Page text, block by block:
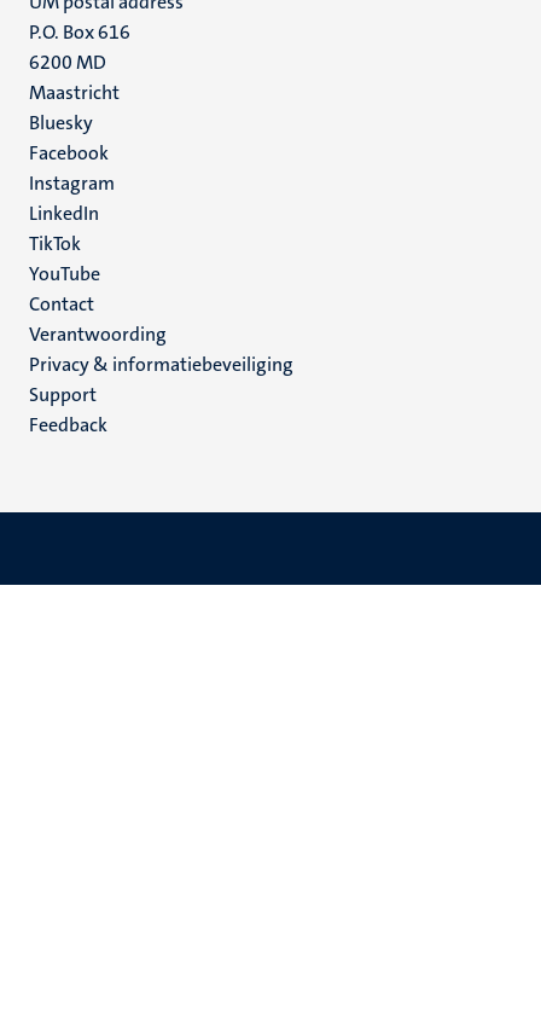
P.O. Box 616
6200 MD
Maastricht
Social
media
Bluesky
Facebook
Instagram
LinkedIn
TikTok
YouTube
Menu
footer
(NL)
Contact
Verantwoording
Privacy & informatiebeveiliging
Support
Feedback